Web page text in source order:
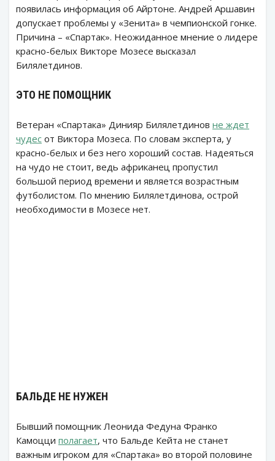
появилась информация об Айртоне. Андрей Аршавин
допускает проблемы у «Зенита» в чемпионской гонке.
Причина – «Спартак». Неожиданное мнение о лидере
красно-белых Викторе Мозесе высказал
Билялетдинов.
ЭТО НЕ ПОМОЩНИК
Ветеран «Спартака» Динияр Билялетдинов не ждет
чудес от Виктора Мозеса. По словам эксперта, у
красно-белых и без него хороший состав. Надеяться
на чудо не стоит, ведь африканец пропустил
большой период времени и является возрастным
футболистом. По мнению Билялетдинова, острой
необходимости в Мозесе нет.
БАЛЬДЕ НЕ НУЖЕН
Бывший помощник Леонида Федуна Франко
Камоцци полагает, что Бальде Кейта не станет
важным игроком для «Спартака» во второй половине